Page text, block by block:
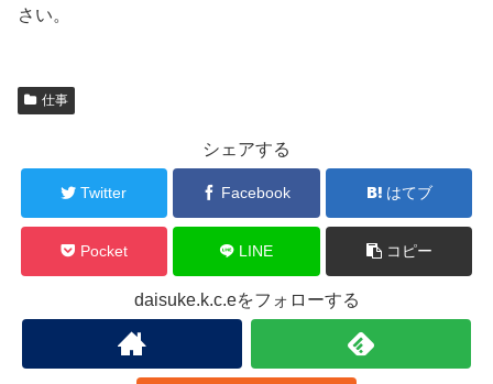
さい。
仕事
シェアする
Twitter Facebook はてブ
Pocket LINE コピー
daisuke.k.c.eをフォローする